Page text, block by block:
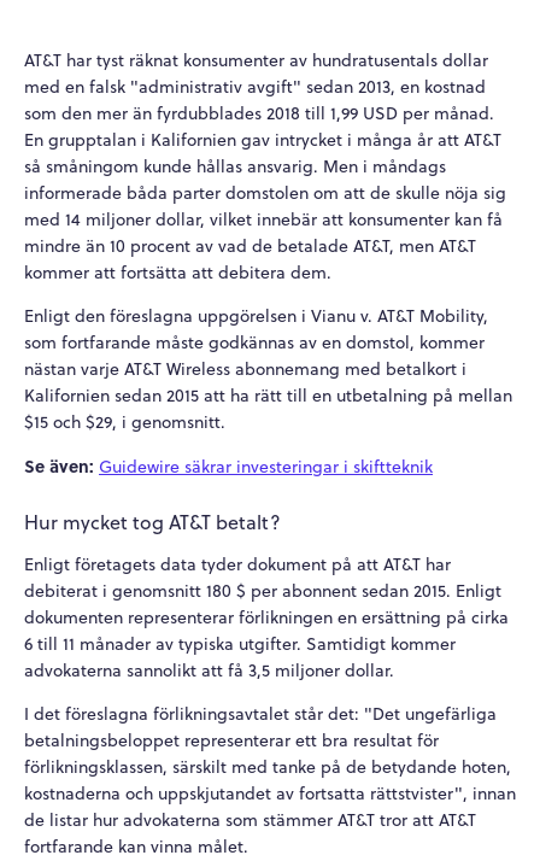
AT&T har tyst räknat konsumenter av hundratusentals dollar
med en falsk "administrativ avgift" sedan 2013, en kostnad
som den mer än fyrdubblades 2018 till 1,99 USD per månad.
En grupptalan i Kalifornien gav intrycket i många år att AT&T
så småningom kunde hållas ansvarig. Men i måndags
informerade båda parter domstolen om att de skulle nöja sig
med 14 miljoner dollar, vilket innebär att konsumenter kan få
mindre än 10 procent av vad de betalade AT&T, men AT&T
kommer att fortsätta att debitera dem.
Enligt den föreslagna uppgörelsen i Vianu v. AT&T Mobility,
som fortfarande måste godkännas av en domstol, kommer
nästan varje AT&T Wireless abonnemang med betalkort i
Kalifornien sedan 2015 att ha rätt till en utbetalning på mellan
$15 och $29, i genomsnitt.
Se även: Guidewire säkrar investeringar i skiftteknik
Hur mycket tog AT&T betalt?
Enligt företagets data tyder dokument på att AT&T har
debiterat i genomsnitt 180 $ per abonnent sedan 2015. Enligt
dokumenten representerar förlikningen en ersättning på cirka
6 till 11 månader av typiska utgifter. Samtidigt kommer
advokaterna sannolikt att få 3,5 miljoner dollar.
I det föreslagna förlikningsavtalet står det: "Det ungefärliga
betalningsbeloppet representerar ett bra resultat för
förlikningsklassen, särskilt med tanke på de betydande hoten,
kostnaderna och uppskjutandet av fortsatta rättstvister", innan
de listar hur advokaterna som stämmer AT&T tror att AT&T
fortfarande kan vinna målet.